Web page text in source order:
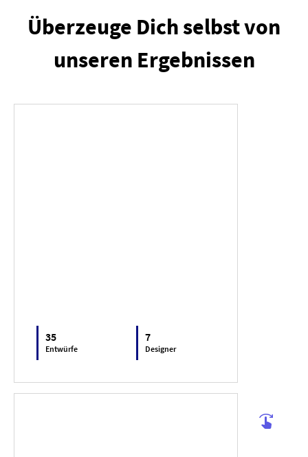
Überzeuge Dich selbst von
unseren Ergebnissen
35
Entwürfe
7
Designer
swipe_right